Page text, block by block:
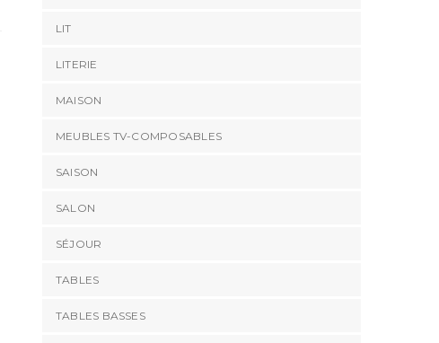
LIT
LITERIE
MAISON
MEUBLES TV-COMPOSABLES
SAISON
SALON
SÉJOUR
TABLES
TABLES BASSES